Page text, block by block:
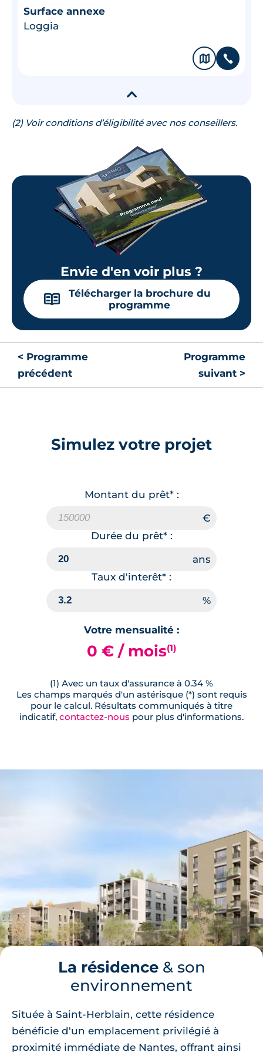
Surface annexe
Loggia
🗞 📞
▾
(2) Voir conditions d’éligibilité avec nos conseillers.
Envie d'en voir plus ?
📖
Télécharger la brochure du
programme
< Programme
précédent
Programme
suivant >
Simulez votre projet
Montant du prêt* :
Durée du prêt* :
Taux d'interêt* :
Votre mensualité :
0 € / mois(1)
(1) Avec un taux d'assurance à 0.34 %
Les champs marqués d'un astérisque (*) sont requis
pour le calcul. Résultats communiqués à titre
indicatif, contactez-nous pour plus d'informations.
La résidence& son
environnement
Située à Saint-Herblain, cette résidence
bénéficie d'un emplacement privilégié à
proximité immédiate de Nantes, offrant ainsi